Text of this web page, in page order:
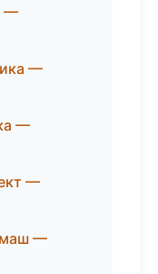
—
—
—
—
—